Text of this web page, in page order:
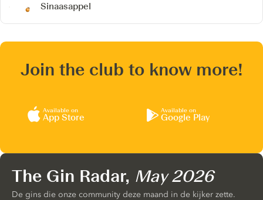
Sinaasappel
Join the club to know more!
Available on
App Store
Available on
Google Play
The Gin Radar, May 2026
De gins die onze community deze maand in de kijker zette.